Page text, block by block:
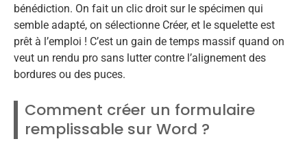
bénédiction. On fait un clic droit sur le spécimen qui
semble adapté, on sélectionne Créer, et le squelette est
prêt à l’emploi ! C’est un gain de temps massif quand on
veut un rendu pro sans lutter contre l’alignement des
bordures ou des puces.
Comment créer un formulaire
remplissable sur Word ?